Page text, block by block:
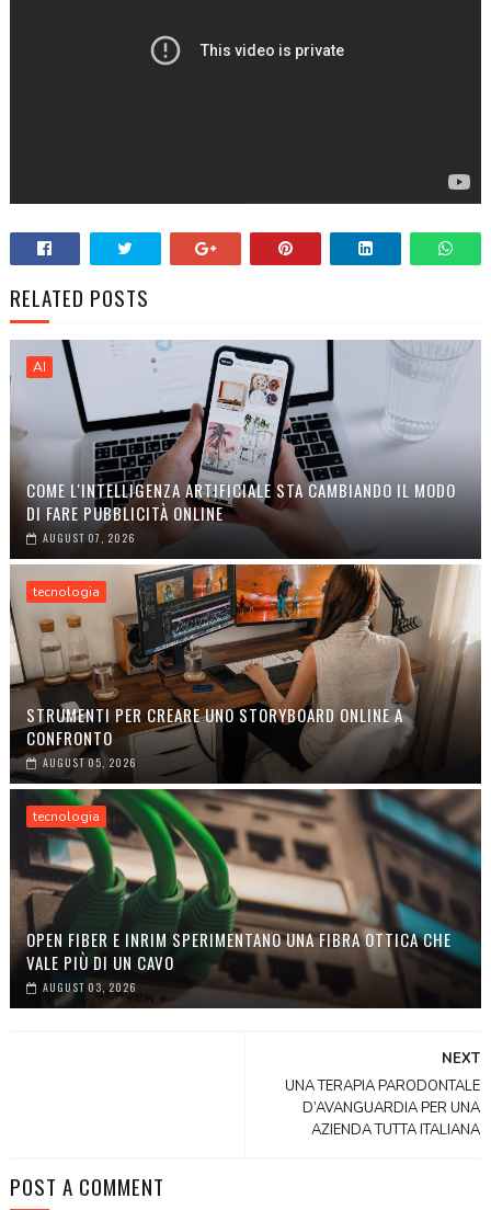
RELATED POSTS
AI
COME L'INTELLIGENZA ARTIFICIALE STA CAMBIANDO IL MODO
DI FARE PUBBLICITÀ ONLINE
AUGUST 07, 2026
tecnologia
STRUMENTI PER CREARE UNO STORYBOARD ONLINE A
CONFRONTO
AUGUST 05, 2026
tecnologia
OPEN FIBER E INRIM SPERIMENTANO UNA FIBRA OTTICA CHE
VALE PIÙ DI UN CAVO
AUGUST 03, 2026
NEXT
UNA TERAPIA PARODONTALE
D’AVANGUARDIA PER UNA
AZIENDA TUTTA ITALIANA
POST A COMMENT